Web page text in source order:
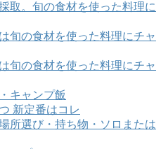
取。旬の食材を使った料理に
旬の食材を使った料理にチャ
旬の食材を使った料理にチャ
キャンプ飯
新定番はコレ
所選び・持ち物・ソロまたは